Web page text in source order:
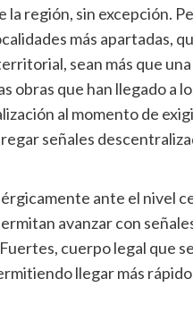
región, sin excepción.
más apartadas,
sean más que
obras que han llegado a
al momento de
señales
ante el nivel
avanzar con
cuerpo legal que
llegar más